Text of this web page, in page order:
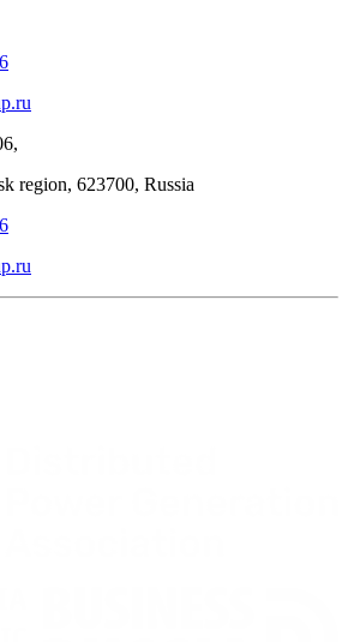
region, 623700, Russia